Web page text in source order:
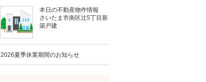
本日の不動産物件情報
さいたま市南区辻5丁目新
築戸建
2026夏季休業期間のお知らせ